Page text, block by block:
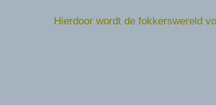
Hierdoor wordt de fokkerswereld